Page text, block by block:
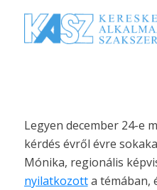
Legyen december 24-e
kérdés évről évre
Mónika, regionális
nyilatkozotta témában,